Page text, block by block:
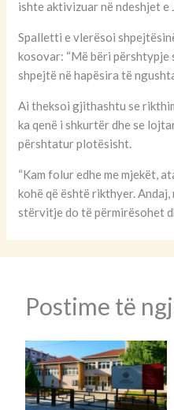
ishte aktivizuar në ndeshjet e
Spalletti e vlerësoi
kosovar: “Më bëri përshtypje
shpejtë në hapësira të
Ai theksoi gjithashtu se
ka qenë i shkurtër dhe se
përshtatur plotësisht.
“Kam folur edhe me mjekët,
kohë që është rikthyer. Andaj,
stërvitje do të përmirësohet